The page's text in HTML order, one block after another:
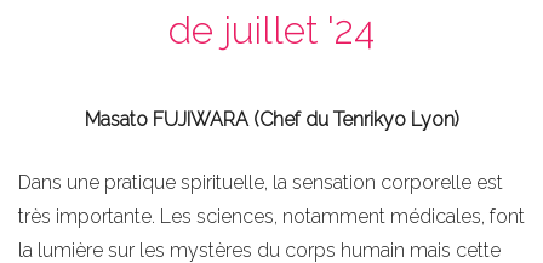
de juillet '24
Masato FUJIWARA (Chef du Tenrikyo Lyon)
Dans une pratique spirituelle, la sensation corporelle est
très importante. Les sciences, notamment médicales, font
la lumière sur les mystères du corps humain mais cette